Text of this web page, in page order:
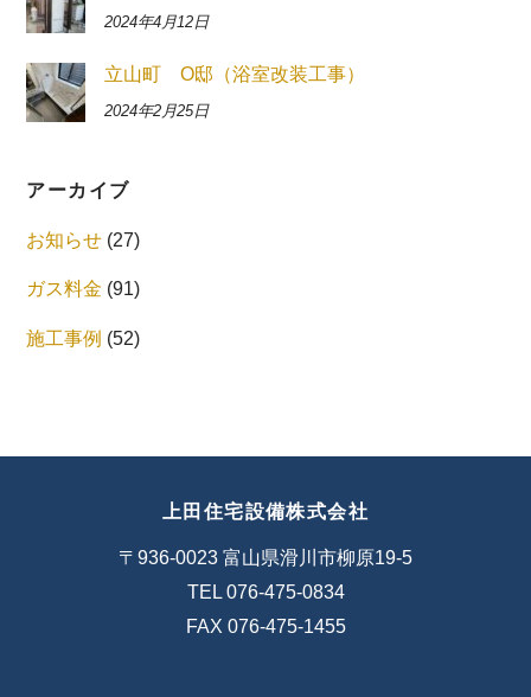
2024年4月12日
立山町 O邸（浴室改装工事）
2024年2月25日
アーカイブ
お知らせ (27)
ガス料金 (91)
施工事例 (52)
上田住宅設備株式会社
〒936-0023 富山県滑川市柳原19-5
TEL 076-475-0834
FAX 076-475-1455